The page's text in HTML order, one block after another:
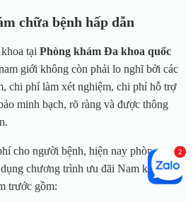
chữa bệnh hấp dẫn
tại Phòng khám Đa khoa quốc
giới không còn phải lo nghĩ bởi các
chi phí làm xét nghiệm, chi phí hỗ trợ
minh bạch, rõ ràng và được thông
cho người bệnh, hiện nay phòng
chương trình ưu đãi Nam khoa
trước gồm: